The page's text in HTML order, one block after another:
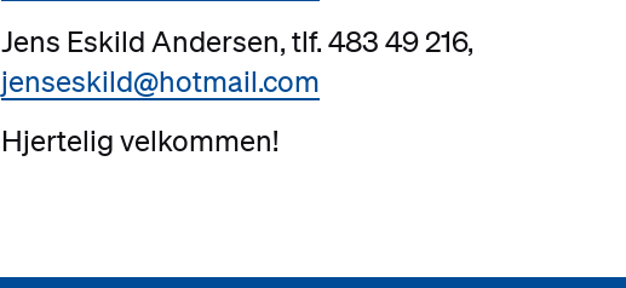
Jens Eskild Andersen, tlf. 483 49 216,
jenseskild@hotmail.com
Hjertelig velkommen!